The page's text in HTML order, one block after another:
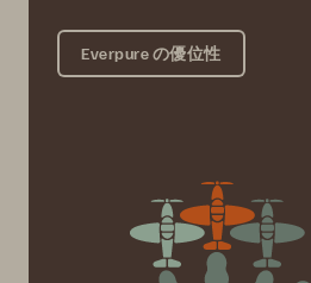
Everpure の優位性